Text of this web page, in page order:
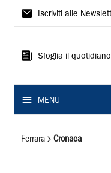
La
Ferrara
Iscriviti alle
Sfoglia il quotidiano
MENU
Ferrara Cronaca